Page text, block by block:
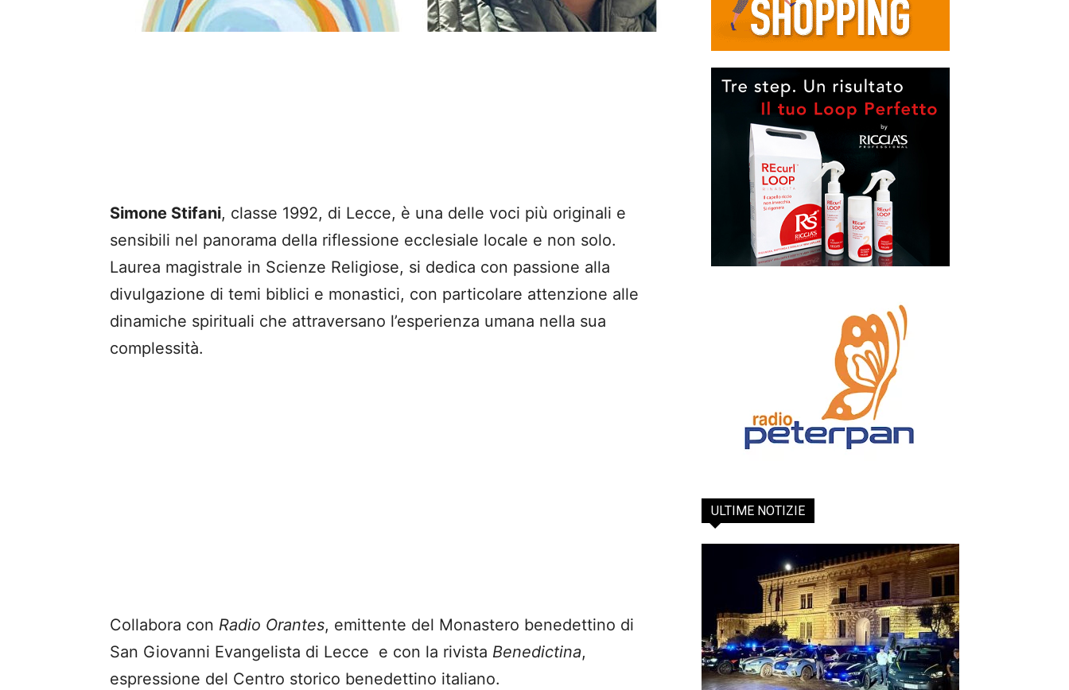
Simone Stifani, classe 1992, di Lecce, è una delle voci più originali e
sensibili nel panorama della riflessione ecclesiale locale e non solo.
Laurea magistrale in Scienze Religiose, si dedica con passione alla
divulgazione di temi biblici e monastici, con particolare attenzione alle
dinamiche spirituali che attraversano l’esperienza umana nella sua
complessità.
Collabora con Radio Orantes, emittente del Monastero benedettino di
San Giovanni Evangelista di Lecce e con la rivista Benedictina,
espressione del Centro storico benedettino italiano.
ULTIME NOTIZIE